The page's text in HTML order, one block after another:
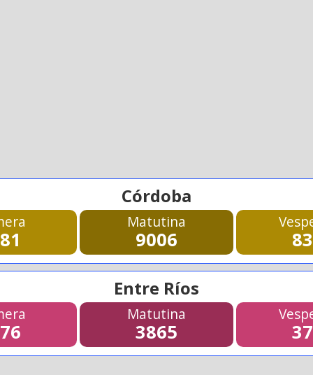
Córdoba
Matutina
9006
Entre Ríos
Matutina
3865